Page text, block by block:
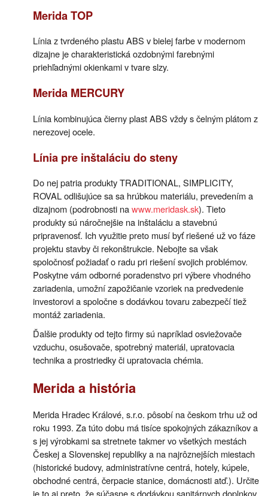
Merida TOP
Línia z tvrdeného plastu ABS v bielej farbe v modernom
dizajne je charakteristická ozdobnými farebnými
priehľadnými okienkami v tvare slzy.
Merida MERCURY
Línia kombinujúca čierny plast ABS vždy s čelným plátom z
nerezovej ocele.
Línia pre inštaláciu do steny
Do nej patria produkty TRADITIONAL, SIMPLICITY,
ROVAL odlišujúce sa sa hrúbkou materiálu, prevedením a
dizajnom (podrobnosti nawww.meridask.sk). Tieto
produkty sú náročnejšie na inštaláciu a stavebnú
pripravenosť. Ich využitie preto musí byť riešené už vo fáze
projektu stavby či rekonštrukcie. Nebojte sa však
spoločnosť požiadať o radu pri riešení svojich problémov.
Poskytne vám odborné poradenstvo pri výbere vhodného
zariadenia, umožní zapožičanie vzoriek na predvedenie
investorovi a spoločne s dodávkou tovaru zabezpečí tiež
montáž zariadenia.
Ďalšie produkty od tejto firmy sú napríklad osviežovače
vzduchu, osušovače, spotrebný materiál, upratovacia
technika a prostriedky či upratovacia chémia.
Merida a história
Merida Hradec Králové, s.r.o. pôsobí na českom trhu už od
roku 1993. Za túto dobu má tisíce spokojných zákazníkov a
s jej výrobkami sa stretnete takmer vo všetkých mestách
Českej a Slovenskej republiky a na najrôznejších miestach
(historické budovy, administratívne centrá, hotely, kúpele,
obchodné centrá, čerpacie stanice, domácnosti atď.). Určite
je to aj preto, že súčasne s dodávkou sanitárnych doplnkov